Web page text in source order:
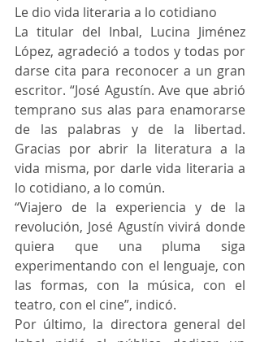
Le dio vida literaria a lo cotidiano
La titular del Inbal, Lucina Jiménez
López, agradeció a todos y todas por
darse cita para reconocer a un gran
escritor. “José Agustín. Ave que abrió
temprano sus alas para enamorarse
de las palabras y de la libertad.
Gracias por abrir la literatura a la
vida misma, por darle vida literaria a
lo cotidiano, a lo común.
“Viajero de la experiencia y de la
revolución, José Agustín vivirá donde
quiera que una pluma siga
experimentando con el lenguaje, con
las formas, con la música, con el
teatro, con el cine”, indicó.
Por último, la directora general del